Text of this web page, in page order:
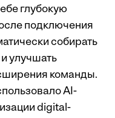
глубокую
подключения
собирать
улучшать
команды.
AI-
digital-